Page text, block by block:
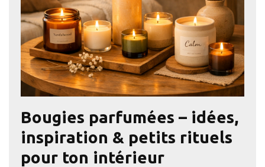
Bougies parfumées – idées,
inspiration & petits rituels
pour ton intérieur